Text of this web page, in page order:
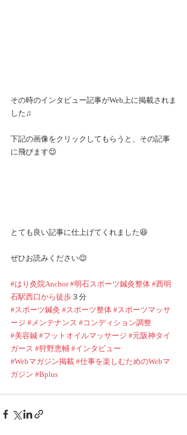
その時のインタビュー記事がWeb上に掲載されま
した♫
下記の画像をクリックしてもらうと、その記事
に飛びます😌
とても良い記事に仕上げてくれました😆
ぜひお読みください😌
#はり灸院Anchor #明石スポーツ鍼灸整体 #西明
石駅西口から徒歩 ３分
#スポーツ鍼灸 #スポーツ整体 #スポーツマッサ
ージ #メンテナンス #コンディション調整
#美容鍼 #フットオイルマッサージ #元阪神タイ
ガース #狩野恵輔 #インタビュー
#Webマガジン掲載 #仕事を楽しむためのWebマ
ガジン #Bplus